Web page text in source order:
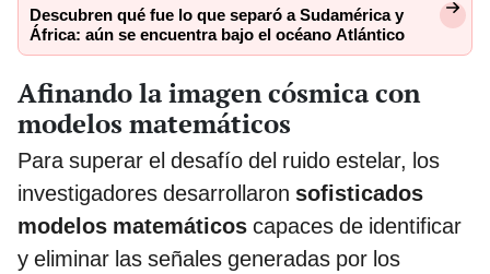
Descubren qué fue lo que separó a Sudamérica y
África: aún se encuentra bajo el océano Atlántico
Afinando la imagen cósmica con
modelos matemáticos
Para superar el desafío del ruido estelar, los
investigadores desarrollaron sofisticados
modelos matemáticos capaces de identificar
y eliminar las señales generadas por los